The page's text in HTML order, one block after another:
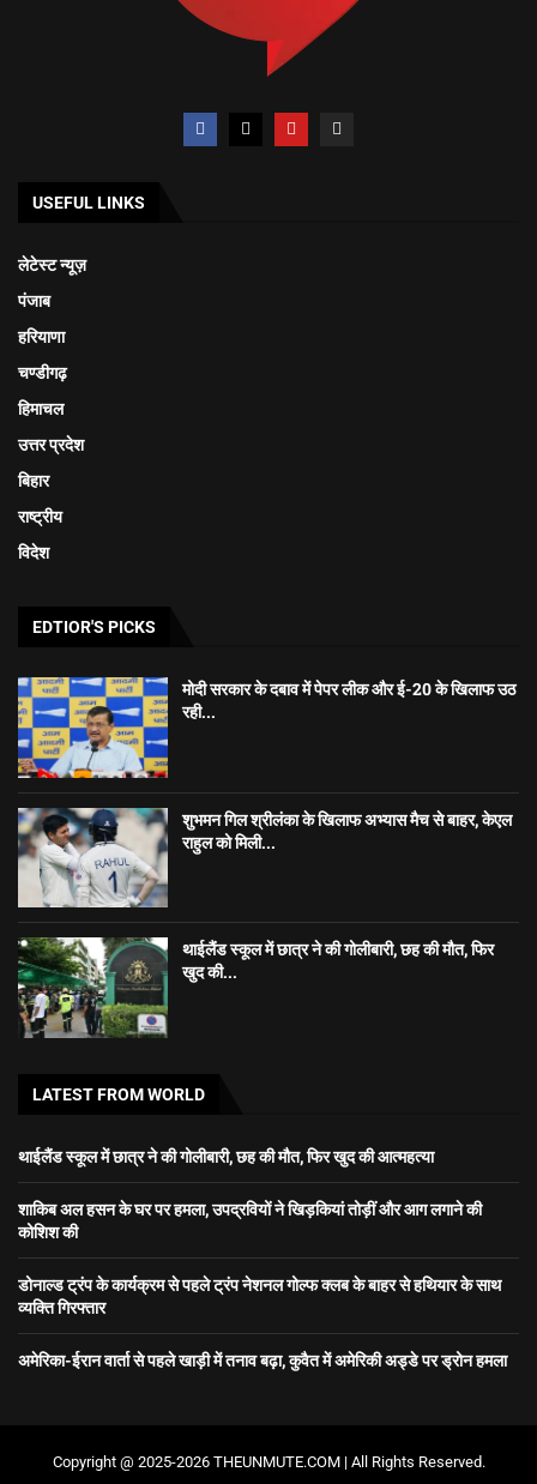
USEFUL LINKS
लेटेस्ट न्यूज़
पंजाब
हरियाणा
चण्डीगढ़
हिमाचल
उत्तर प्रदेश
बिहार
राष्ट्रीय
विदेश
EDTIOR'S PICKS
मोदी सरकार के दबाव में पेपर लीक और ई-20 के खिलाफ उठ
रही...
शुभमन गिल श्रीलंका के खिलाफ अभ्यास मैच से बाहर, केएल
राहुल को मिली...
थाईलैंड स्कूल में छात्र ने की गोलीबारी, छह की मौत, फिर
खुद की...
LATEST FROM WORLD
थाईलैंड स्कूल में छात्र ने की गोलीबारी, छह की मौत, फिर खुद की आत्महत्या
शाकिब अल हसन के घर पर हमला, उपद्रवियों ने खिड़कियां तोड़ीं और आग लगाने की
कोशिश की
डोनाल्ड ट्रंप के कार्यक्रम से पहले ट्रंप नेशनल गोल्फ क्लब के बाहर से हथियार के साथ
व्यक्ति गिरफ्तार
अमेरिका-ईरान वार्ता से पहले खाड़ी में तनाव बढ़ा, कुवैत में अमेरिकी अड्डे पर ड्रोन हमला
Copyright @ 2025-2026 THEUNMUTE.COM | All Rights Reserved.